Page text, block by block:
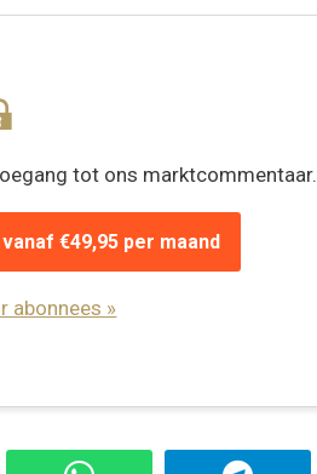
tot ons marktcommentaar.
€49,95 per maand
abonnees »